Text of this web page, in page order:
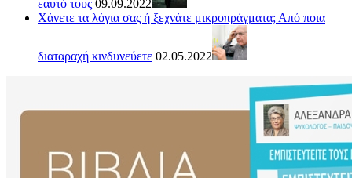
εαυτό τους 09.09.2022
Χάνετε τα λόγια σας ή ξεχνάτε μικροπράγματα; Από ποια
διαταραχή κινδυνεύετε 02.05.2022